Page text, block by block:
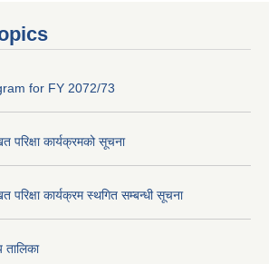
for FY 2072/73
परिक्षा कार्यक्रमको सूचना
परिक्षा कार्यक्रम स्थगित सम्बन्धी सूचना
तालिका